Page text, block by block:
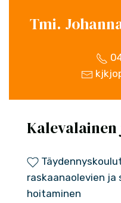
Tmi.
raskaanaolevien
hoitaminen